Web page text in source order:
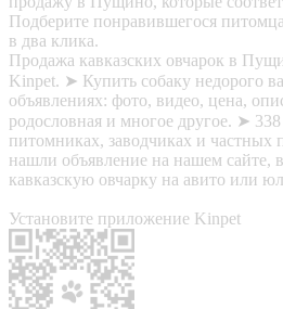
Подберите понравившегося
в два клика.
Продажа кавказских овчарок в
Kinpet. ➤ Купить собаку недорого
объявлениях: фото, видео, цена,
родословная и многое другое. ➤
питомниках, заводчиках и частных
нашли объявление на нашем сайте,
кавказскую овчарку на авито или
Установите приложение Kinpet